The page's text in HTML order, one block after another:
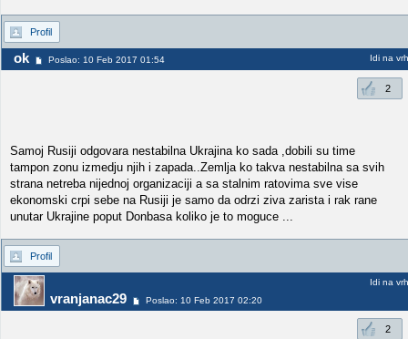
Profil
ok Poslao: 10 Feb 2017 01:54 Idi na vrh
2
Samoj Rusiji odgovara nestabilna Ukrajina ko sada ,dobili su time
tampon zonu izmedju njih i zapada..Zemlja ko takva nestabilna sa svih
strana netreba nijednoj organizaciji a sa stalnim ratovima sve vise
ekonomski crpi sebe na Rusiji je samo da odrzi ziva zarista i rak rane
unutar Ukrajine poput Donbasa koliko je to moguce ...
Profil
vranjanac29 Poslao: 10 Feb 2017 02:20
Idi na vrh
2